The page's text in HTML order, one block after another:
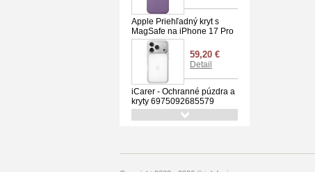
Apple Priehľadný kryt s
MagSafe na iPhone 17 Pro
59,20 €
Detail
iCarer - Ochranné púzdra a
kryty 6975092685579